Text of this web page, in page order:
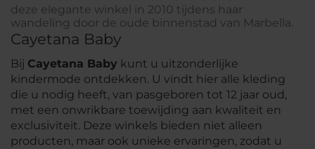
deze elegante winkel in 2010 tijdens haar
wandeling door de oude binnenstad van Marbella.
Cayetana Baby
Bij Cayetana Baby kunt u uitzonderlijke
kindermode ontdekken. U vindt hier alle kleding
die u nodig heeft, van pasgeboren tot 12 jaar oud,
met een onwrikbare toewijding aan kwaliteit en
exclusiviteit. Deze winkels bieden niet alleen
producten, maar ook unieke ervaringen, zodat u